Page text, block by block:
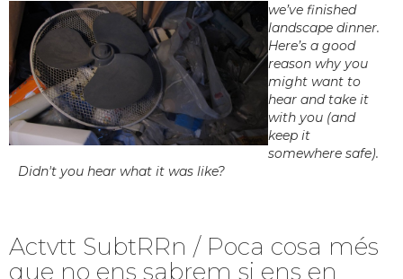
we’ve finished
landscape dinner.
Here’s a good
reason why you
might want to
hear and take it
with you (and
keep it
somewhere safe).
Didn't you hear what it was like?
Actvtt SubtRRn / Poca cosa més
que no ens sabrem si ens en